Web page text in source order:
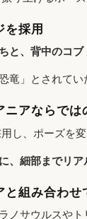
を採用
と、背中のコブ
竜」とされて
アならでは
し、ポーズを
、細部までリア
組み合わせ
ノサウルスやト